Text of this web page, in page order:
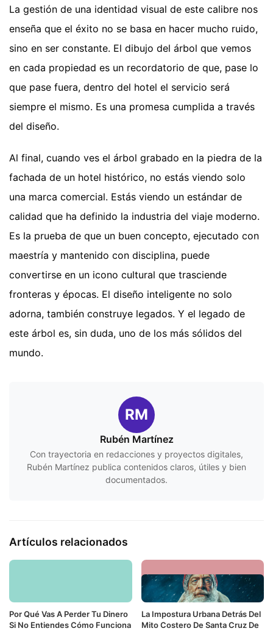
La gestión de una identidad visual de este calibre nos
enseña que el éxito no se basa en hacer mucho ruido,
sino en ser constante. El dibujo del árbol que vemos
en cada propiedad es un recordatorio de que, pase lo
que pase fuera, dentro del hotel el servicio será
siempre el mismo. Es una promesa cumplida a través
del diseño.
Al final, cuando ves el árbol grabado en la piedra de la
fachada de un hotel histórico, no estás viendo solo
una marca comercial. Estás viendo un estándar de
calidad que ha definido la industria del viaje moderno.
Es la prueba de que un buen concepto, ejecutado con
maestría y mantenido con disciplina, puede
convertirse en un icono cultural que trasciende
fronteras y épocas. El diseño inteligente no solo
adorna, también construye legados. Y el legado de
este árbol es, sin duda, uno de los más sólidos del
mundo.
RM
Rubén Martínez
Con trayectoria en redacciones y proyectos digitales,
Rubén Martínez publica contenidos claros, útiles y bien
documentados.
Artículos relacionados
Por Qué Vas A Perder Tu Dinero
Si No Entiendes Cómo Funciona
La Impostura Urbana Detrás Del
Mito Costero De Santa Cruz De